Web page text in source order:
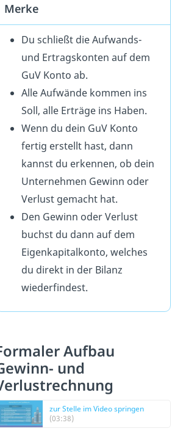
Merke
Du schließt die Aufwands-
und Ertragskonten auf dem
GuV Konto ab.
Alle Aufwände kommen ins
Soll, alle Erträge ins Haben.
Wenn du dein GuV Konto
fertig erstellt hast, dann
kannst du erkennen, ob dein
Unternehmen Gewinn oder
Verlust gemacht hat.
Den Gewinn oder Verlust
buchst du dann auf dem
Eigenkapitalkonto, welches
du direkt in der Bilanz
wiederfindest.
Aufbau
und
zur Stelle im Video springen
(03:38)